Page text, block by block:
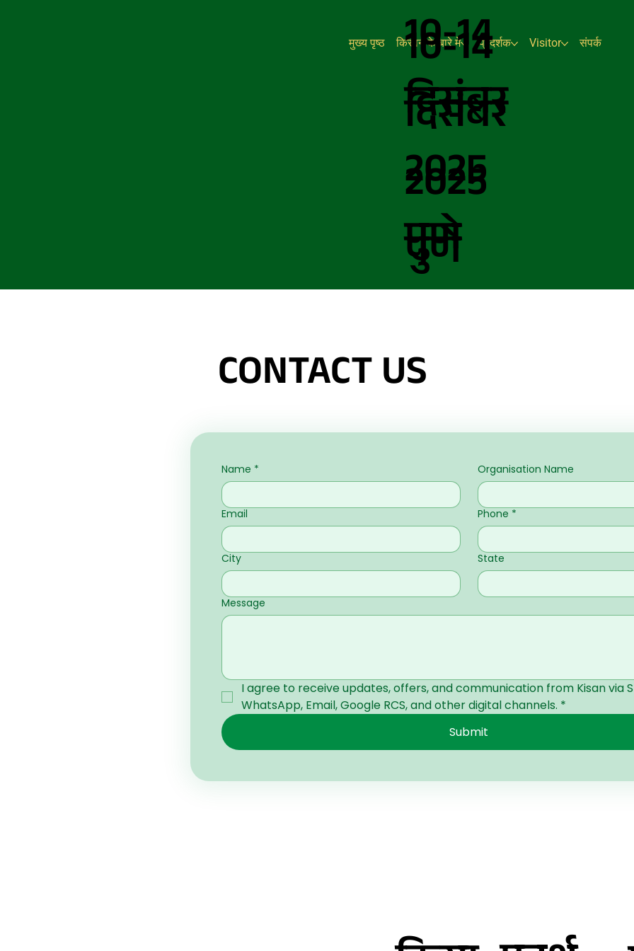
मुख्य पृष्ठ किसान के बारे में प्रदर्शक Visitor संपर्क
10-14
दिसंबर
2025
पुणे
10-14
दिसंबर
2025
पुणे
Name * Organisation Name
Email Phone *
City State
Message
I agree to receive updates, offers, and communication from Kisan via
WhatsApp, Email, Google RCS, and other digital channels. *
Submit
CONTACT US